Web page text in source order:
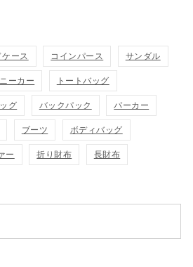
ケース コインパース サンダル
ーカー トートバッグ
グ バックパック パーカー
ブーツ ボディバッグ
ー 折り財布 長財布